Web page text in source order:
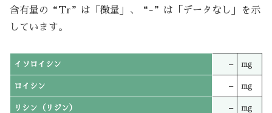
含有量の“Tr”は「微量」、“-”は「データなし」を示
しています。
イソロイシン – mg
ロイシン – mg
リシン（リジン） – mg